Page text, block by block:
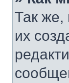
Так же,
их